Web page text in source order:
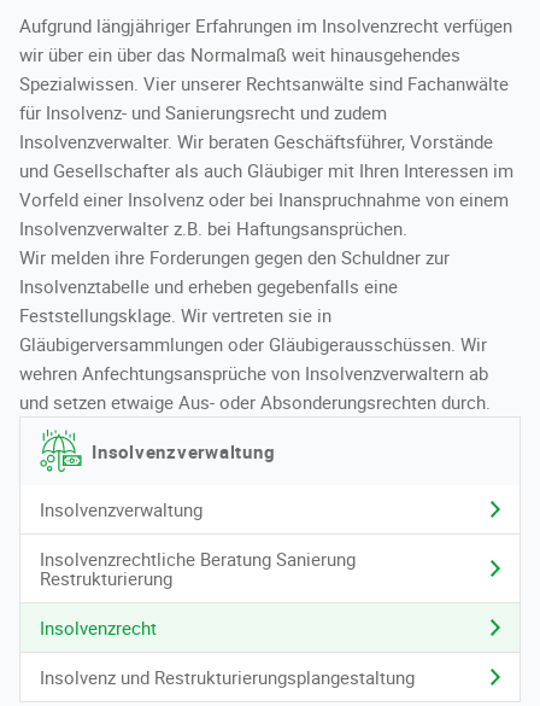
Kontakt
Aufgrund längjähriger Erfahrungen im Insolvenzrecht verfügen
wir über ein über das Normalmaß weit hinausgehendes
Spezialwissen. Vier unserer Rechtsanwälte sind Fachanwälte
für Insolvenz- und Sanierungsrecht und zudem
Insolvenzverwalter. Wir beraten Geschäftsführer, Vorstände
und Gesellschafter als auch Gläubiger mit Ihren Interessen im
Vorfeld einer Insolvenz oder bei Inanspruchnahme von einem
Insolvenzverwalter z.B. bei Haftungsansprüchen.
Wir melden ihre Forderungen gegen den Schuldner zur
Insolvenztabelle und erheben gegebenfalls eine
Feststellungsklage. Wir vertreten sie in
Gläubigerversammlungen oder Gläubigerausschüssen. Wir
wehren Anfechtungsansprüche von Insolvenzverwaltern ab
und setzen etwaige Aus- oder Absonderungsrechten durch.
Insolvenzverwaltung
Insolvenzverwaltung
Insolvenzrechtliche Beratung Sanierung
Restrukturierung
Insolvenzrecht
Insolvenz und Restrukturierungsplangestaltung